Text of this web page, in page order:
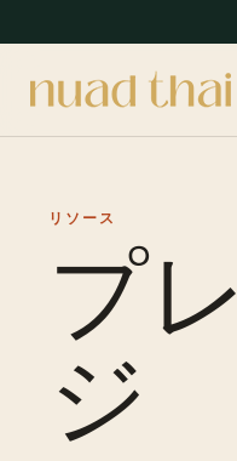
リソース
プ
ジ